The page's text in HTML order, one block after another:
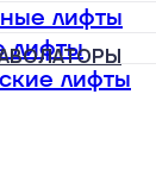
лифты
лифты
лифты